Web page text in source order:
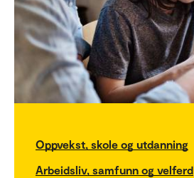
Oppvekst, skole og utdanning
Arbeidsliv, samfunn og velferd